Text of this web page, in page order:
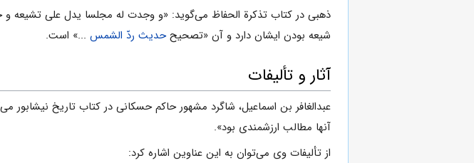
ذهبى در کتاب تذکرة الحفاظ مى‌گوید: «و وجدت له مجلسا یدل على تشیعه و
شیعه بودن ایشان دارد و آن «تصحیححدیث ردّ الشمس ...» است.
آثار و تألیفات
عبدالغافر بن اسماعیل، شاگرد مشهور حاکم حسکانى در کتاب تاریخ
آنها مطالب ارزشمندى بود».
از تألیفات وى مى‌توان به این عناوین اشاره کرد: